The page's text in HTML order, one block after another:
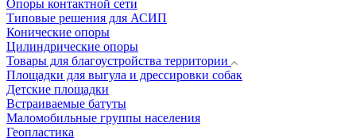
Опоры контактной сети
Типовые решения для АСИП
Конические опоры
Цилиндрические опоры
Товары для благоустройства территории
Площадки для выгула и дрессировки собак
Детские площадки
Встраиваемые батуты
Маломобильные группы населения
Геопластика